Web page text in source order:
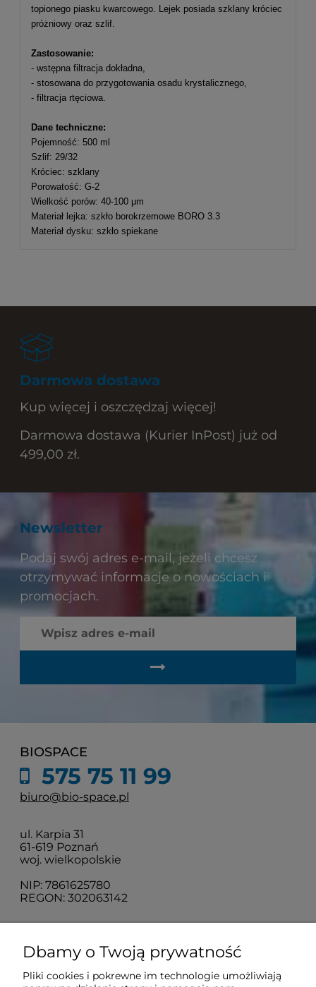
topionego piasku kwarcowego. Lejek posiada szklany króciec
próżniowy oraz szlif.
Zastosowanie:
- wstępna filtracja dokładna,
- stosowana do przygotowania osadu krystalicznego,
- filtracja rtęciowa.
Dane techniczne:
Pojemność: 500 ml
Szlif: 29/32
Króciec: szklany
Porowatość: G-2
Wielkość porów: 40-100 μm
Materiał lejka: szkło borokrzemowe BORO 3.3
Materiał dysku: szkło spiekane
Darmowa dostawa
Kup więcej i oszczędzaj więcej!
Darmowa dostawa (Kurier InPost) już od
499,00 zł.
Newsletter
Podaj swój adres e-mail, jeżeli chcesz
otrzymywać informacje o nowościach i
promocjach.
BIOSPACE
575 75 11 99
biuro@bio-space.pl
ul. Karpia 31
61-619 Poznań
woj. wielkopolskie
NIP: 7861625780
REGON: 302063142
O nas
Dbamy o Twoją prywatność
Pliki cookies i pokrewne im technologie umożliwiają